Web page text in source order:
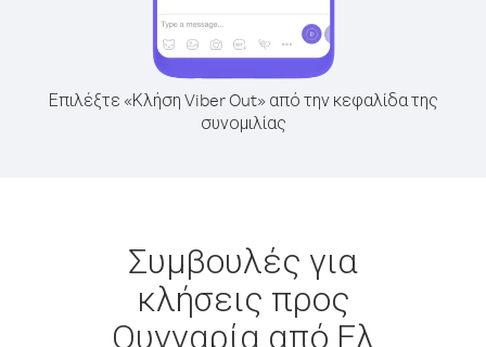
Επιλέξτε «Κλήση Viber Out» από την κεφαλίδα της
συνομιλίας
Συμβουλές για
κλήσεις προς
Ουγγαρία από Ελ